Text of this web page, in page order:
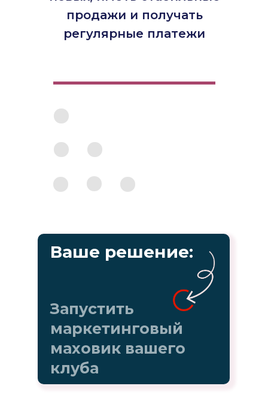
продажи и получать
регулярные платежи
Ваше решение:
Запустить
маркетинговый
маховик вашего
клуба